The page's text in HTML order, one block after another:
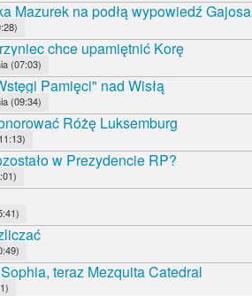
Mazurek na podłą wypowiedź Gajosa
chce upamiętnić Korę
(07:03)
Pamięci" nad Wisłą
(09:34)
Różę Luksemburg
w Prezydencie RP?
teraz Mezquita Catedral